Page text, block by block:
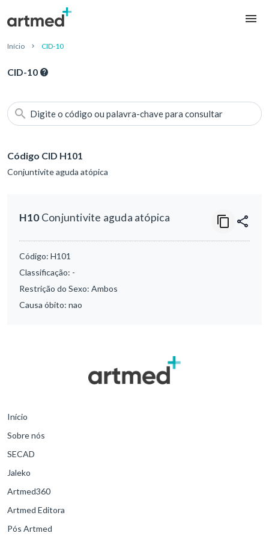
Início CID-10
CID-10
Digite o código ou palavra-chave para consultar
Código CID H101
Conjuntivite aguda atópica
H10Conjuntivite aguda atópica
Código: H101
Classificação: -
Restrição do Sexo: Ambos
Causa óbito: nao
Início
Sobre nós
SECAD
Jaleko
Artmed360
Artmed Editora
Pós Artmed